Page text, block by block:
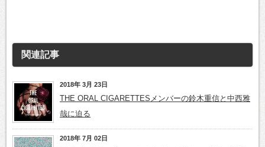
関連記事
2018年 3月 23日
THE ORAL CIGARETTESメンバーの鈴木重信と中西雅
哉に迫る
2018年 7月 02日